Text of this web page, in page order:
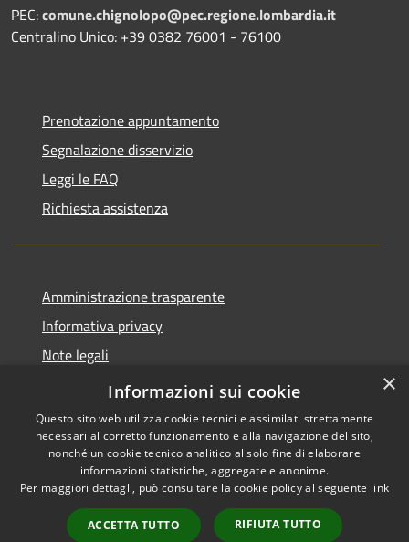
PEC:comune.chignolopo@pec.regione.lombardia.it
Centralino Unico: +39 0382 76001 - 76100
Prenotazione appuntamento
Segnalazione disservizio
Leggi le FAQ
Richiesta assistenza
Amministrazione trasparente
Informativa privacy
Note legali
Dichiarazione di accessibilità
Accessibilità
Copyright © 2026 • Comune di
Chignolo Po • Powered by
Municipium•
Accesso
×
Informazioni sui cookie
Questo sito web utilizza cookie tecnici e assimilati strettamente
necessari al corretto funzionamento e alla navigazione del sito,
nonché un cookie tecnico analitico al solo fine di elaborare
informazioni statistiche, aggregate e anonime.
Per maggiori dettagli, può consultare la cookie policy al seguente link
ACCETTA TUTTO RIFIUTA TUTTO